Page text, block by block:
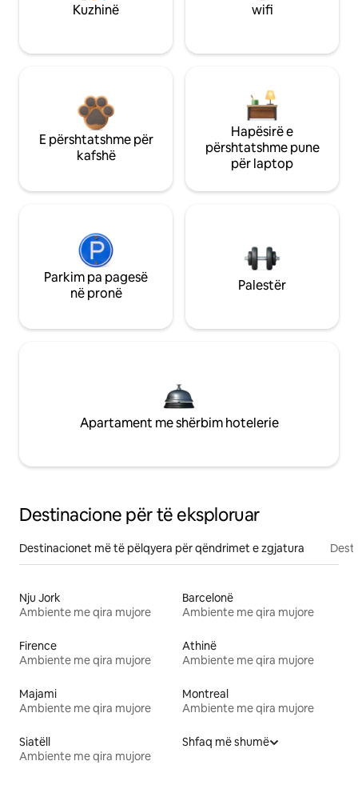
Kuzhinë wifi
E përshtatshme për
kafshë
Hapësirë e
përshtatshme pune
për laptop
Parkim pa pagesë
në pronë
Palestër
Apartament me shërbim hotelerie
Destinacione për të eksploruar
Destinacionet më të pëlqyera për qëndrimet e zgjatura
Nju Jork
Ambiente me qira mujore
Barcelonë
Ambiente me qira mujore
Firence
Ambiente me qira mujore
Athinë
Ambiente me qira mujore
Majami
Ambiente me qira mujore
Montreal
Ambiente me qira mujore
Siatëll
Ambiente me qira mujore
Shfaq më shumë